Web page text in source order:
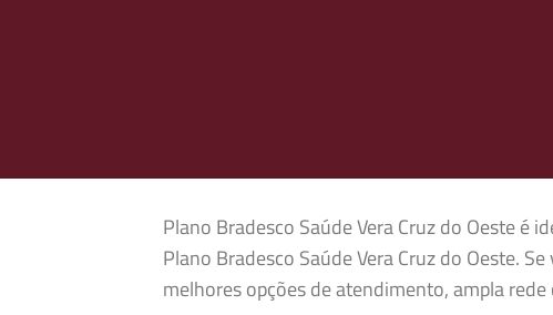
Plano Bradesco Saúde Vera Cruz do Oeste é
Plano Bradesco Saúde Vera Cruz do Oeste.
melhores opções de atendimento, ampla